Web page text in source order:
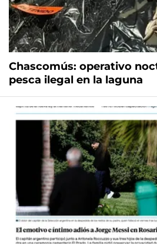
Chascomús: operativo
pesca ilegal en la laguna